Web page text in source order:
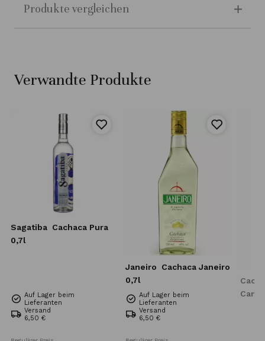
Produkte vergleichen
Verwandte Produkte
Sagatiba Cachaca Pura
0,7l
Auf Lager beim
Lieferanten
Versand
6,50 €
Janeiro
Cachaca Janeiro
0,7l
Auf Lager beim
Lieferanten
Versand
6,50 €
Cane